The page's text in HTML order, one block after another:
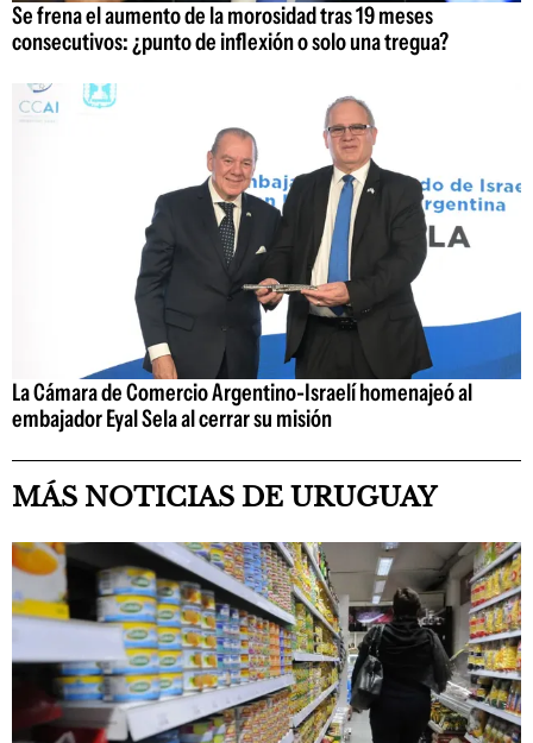
Se frena el aumento de la morosidad tras 19 meses
consecutivos: ¿punto de inflexión o solo una tregua?
La Cámara de Comercio Argentino-Israelí homenajeó al
embajador Eyal Sela al cerrar su misión
MÁS NOTICIAS DE URUGUAY